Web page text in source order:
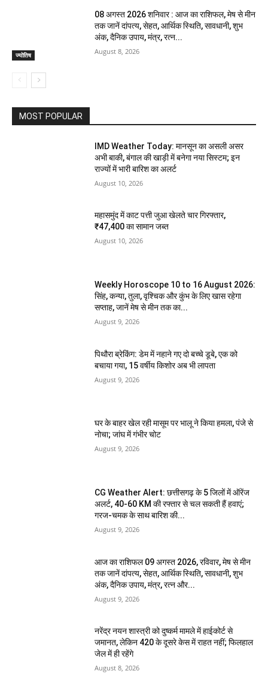
ज्योतिष
08 अगस्त 2026 शनिवार : आज का राशिफल, मेष से मीन
तक जानें दांपत्य, सेहत, आर्थिक स्थिति, सावधानी, शुभ
अंक, दैनिक उपाय, मंत्र, रत्न...
August 8, 2026
MOST POPULAR
IMD Weather Today: मानसून का असली असर
अभी बाकी, बंगाल की खाड़ी में बनेगा नया सिस्टम; इन
राज्यों में भारी बारिश का अलर्ट
August 10, 2026
महासमुंद में काट पत्ती जुआ खेलते चार गिरफ्तार,
₹47,400 का सामान जब्त
August 10, 2026
Weekly Horoscope 10 to 16 August 2026:
सिंह, कन्या, तुला, वृश्चिक और कुंभ के लिए खास रहेगा
सप्ताह, जानें मेष से मीन तक का...
August 9, 2026
पिथौरा ब्रेकिंग: डेम में नहाने गए दो बच्चे डूबे, एक को
बचाया गया, 15 वर्षीय किशोर अब भी लापता
August 9, 2026
घर के बाहर खेल रही मासूम पर भालू ने किया हमला, पंजे से
नोचा; जांघ में गंभीर चोट
August 9, 2026
CG Weather Alert: छत्तीसगढ़ के 5 जिलों में ऑरेंज
अलर्ट, 40-60 KM की रफ्तार से चल सकती हैं हवाएं;
गरज-चमक के साथ बारिश की...
August 9, 2026
आज का राशिफल 09 अगस्त 2026, रविवार, मेष से मीन
तक जानें दांपत्य, सेहत, आर्थिक स्थिति, सावधानी, शुभ
अंक, दैनिक उपाय, मंत्र, रत्न और...
August 9, 2026
नरेंद्र नयन शास्त्री को दुष्कर्म मामले में हाईकोर्ट से
जमानत, लेकिन 420 के दूसरे केस में राहत नहीं; फिलहाल
जेल में ही रहेंगे
August 8, 2026